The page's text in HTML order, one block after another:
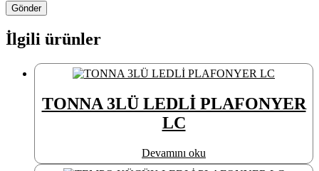
İlgili ürünler
TONNA 3LÜ LEDLİ PLAFONYER
LC
Devamını oku